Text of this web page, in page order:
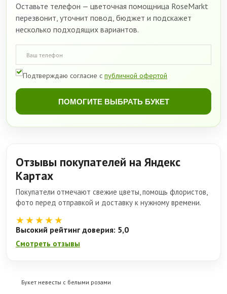
Оставьте телефон — цветочная помощница RoseMarkt
перезвонит, уточнит повод, бюджет и подскажет
несколько подходящих вариантов.
Подтверждаю согласие с публичной офертой
ПОМОГИТЕ ВЫБРАТЬ БУКЕТ
Отзывы покупателей на Яндекс
Картах
Покупатели отмечают свежие цветы, помощь флористов,
фото перед отправкой и доставку к нужному времени.
★★★★★
Высокий рейтинг доверия: 5,0
Смотреть отзывы
Букет невесты с белыми розами